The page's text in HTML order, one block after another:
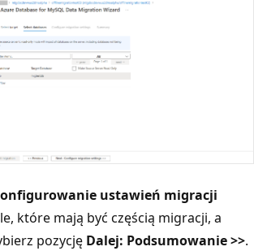
ustawień migracji
które mają być częścią migracji, a
pozycję Dalej: Podsumowanie >>.